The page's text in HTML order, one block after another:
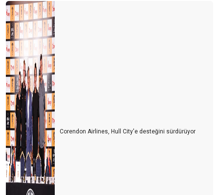
Corendon Airlines, Hull City'e desteğini sürdürüyor